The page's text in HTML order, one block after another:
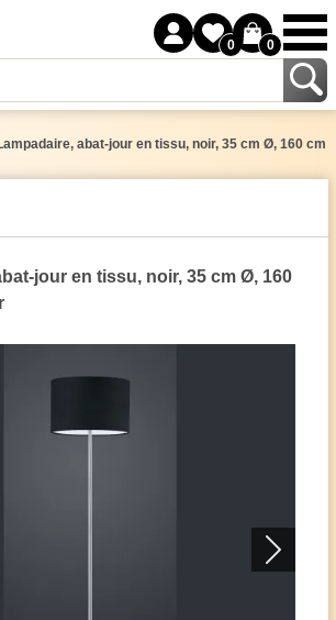
0 0
abat-jour en tissu, noir, 35 cm Ø, 160 cm
jour en tissu, noir, 35 cm Ø, 160